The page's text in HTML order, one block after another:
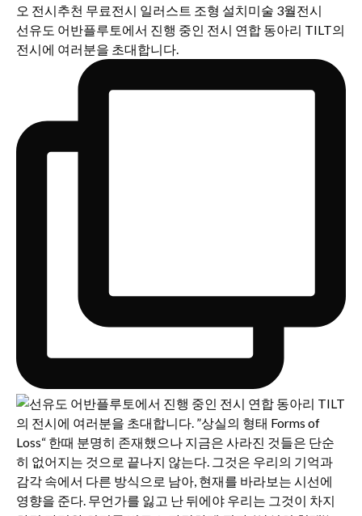
선유도 어반플루토에서 진행 중인 전시 연합 동아리 TILT의
전시에 여러분을 초대합니다.